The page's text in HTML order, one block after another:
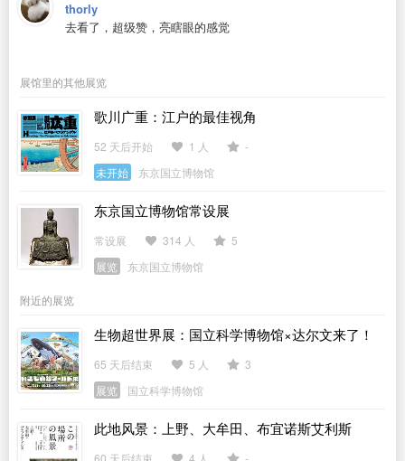
thorly
去看了，超级赞，亮瞎眼的感觉
展馆里的其他展览
歌川广重：江户的最佳视角
52 天后开始 1 人
-
未开始
东京国立博物馆
东京国立博物馆常设展
常设展 314 人
5
展览
东京国立博物馆
附近的展览
生物超世界展：国立科学博物馆×达尔文来了！
65 天后结束 5 人
3
展览
国立科学博物馆
此地风景：上野、大牟田、布宜诺斯艾利斯